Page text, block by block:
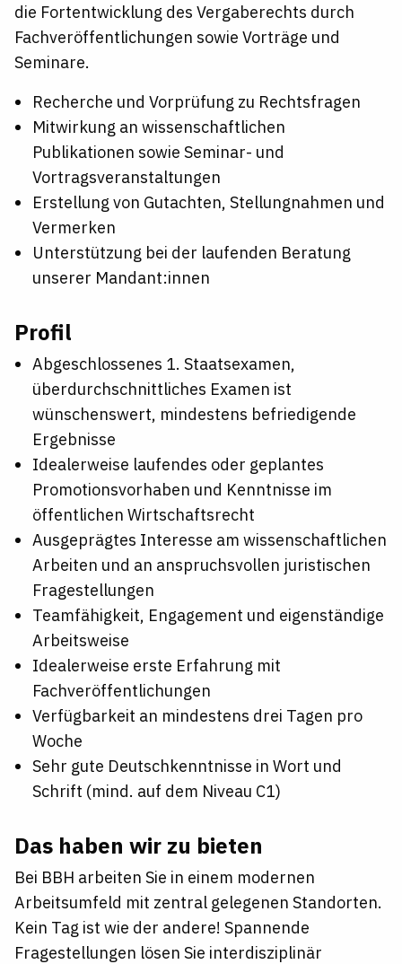
die Fortentwicklung des Vergaberechts durch
Fachveröffentlichungen sowie Vorträge und
Seminare.
Recherche und Vorprüfung zu Rechtsfragen
Mitwirkung an wissenschaftlichen
Publikationen sowie Seminar- und
Vortragsveranstaltungen
Erstellung von Gutachten, Stellungnahmen und
Vermerken
Unterstützung bei der laufenden Beratung
unserer Mandant:innen
Profil
Abgeschlossenes 1. Staatsexamen,
überdurchschnittliches Examen ist
wünschenswert, mindestens befriedigende
Ergebnisse
Idealerweise laufendes oder geplantes
Promotionsvorhaben und Kenntnisse im
öffentlichen Wirtschaftsrecht
Ausgeprägtes Interesse am wissenschaftlichen
Arbeiten und an anspruchsvollen juristischen
Fragestellungen
Teamfähigkeit, Engagement und eigenständige
Arbeitsweise
Idealerweise erste Erfahrung mit
Fachveröffentlichungen
Verfügbarkeit an mindestens drei Tagen pro
Woche
Sehr gute Deutschkenntnisse in Wort und
Schrift (mind. auf dem Niveau C1)
Das haben wir zu bieten
Bei BBH arbeiten Sie in einem modernen
Arbeitsumfeld mit zentral gelegenen Standorten.
Kein Tag ist wie der andere! Spannende
Fragestellungen lösen Sie interdisziplinär